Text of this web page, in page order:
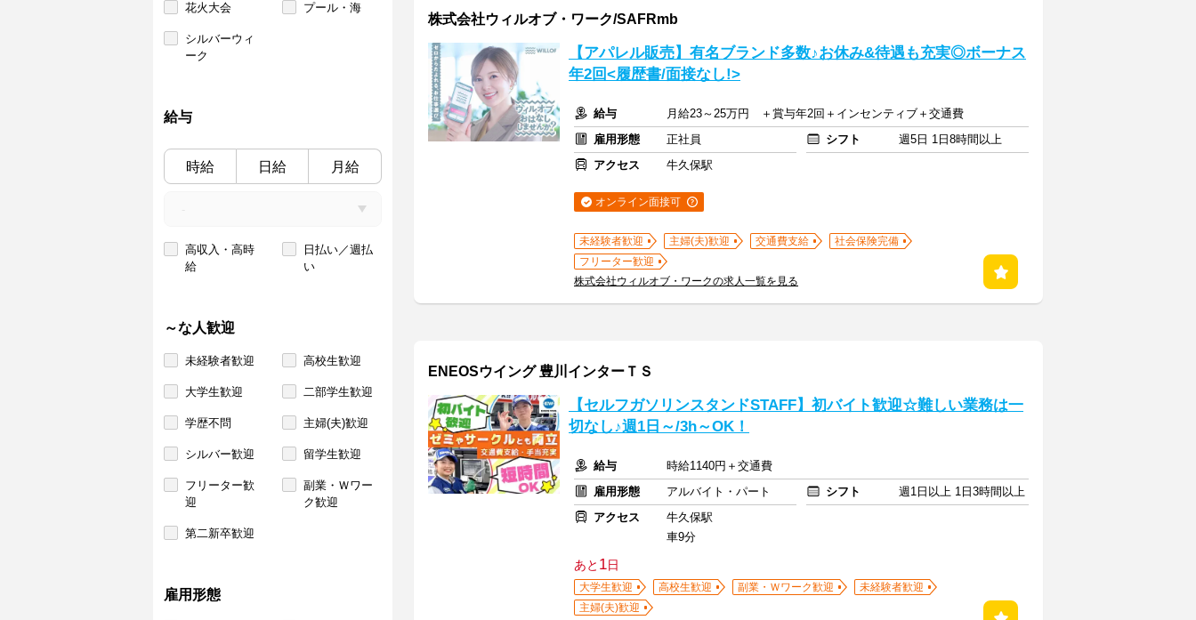
花火大会 プール・海
シルバーウィ
ーク
給与
時給 日給 月給
高収入・高時
給
日払い／週払
い
～な人歓迎
未経験者歓迎 高校生歓迎
大学生歓迎 二部学生歓迎
学歴不問 主婦(夫)歓迎
シルバー歓迎 留学生歓迎
フリーター歓
迎
副業・Ｗワー
ク歓迎
第二新卒歓迎
雇用形態
株式会社ウィルオブ・ワーク/SAFRmb
【アパレル販売】有名ブランド多数♪お休み&待遇も充実◎ボーナス
年2回<履歴書/面接なし!>
給与
月給23～25万円 ＋賞与年2回＋インセンティブ＋交通費
雇用形態
正社員 シフト
週5日 1日8時間以上
アクセス
牛久保駅
オンライン面接可
未経験者歓迎 主婦(夫)歓迎 交通費支給
社会保険完備
フリーター歓迎
株式会社ウィルオブ・ワークの求人一覧を見る
ENEOSウイング 豊川インターＴＳ
【セルフガソリンスタンドSTAFF】初バイト歓迎☆難しい業務は一
切なし♪週1日～/3h～OK！
給与
時給1140円＋交通費
雇用形態
アルバイト・パート シフト
週1日以上 1日3時間以上
アクセス
牛久保駅
車9分
あと 1日
大学生歓迎 高校生歓迎 副業・Ｗワーク歓迎
未経験者歓迎
主婦(夫)歓迎